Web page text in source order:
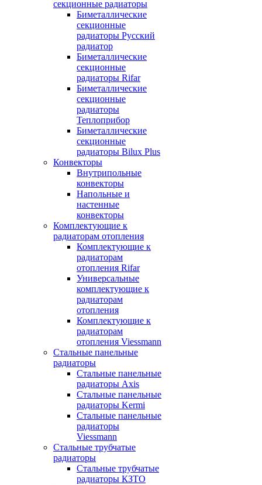
секционные радиаторы
Биметаллические
секционные
радиаторы Русский
радиатор
Биметаллические
секционные
радиаторы Rifar
Биметаллические
секционные
радиаторы
Теплоприбор
Биметаллические
секционные
радиаторы Bilux Plus
Конвекторы
Внутрипольные
конвекторы
Напольные и
настенные
конвекторы
Комплектующие к
радиаторам отопления
Комплектующие к
радиаторам
отопления Rifar
Универсальные
комплектующие к
радиаторам
отопления
Комплектующие к
радиаторам
отопления Viessmann
Стальные панельные
радиаторы
Стальные панельные
радиаторы Axis
Стальные панельные
радиаторы Kermi
Стальные панельные
радиаторы
Viessmann
Стальные трубчатые
радиаторы
Стальные трубчатые
радиаторы КЗТО